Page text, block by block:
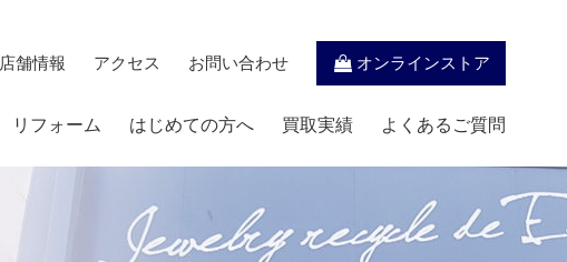
店舗情報 アクセス お問い合わせ オンラインストア
リフォーム はじめての方へ 買取実績 よくあるご質問